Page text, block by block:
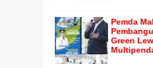
Pemda
Green